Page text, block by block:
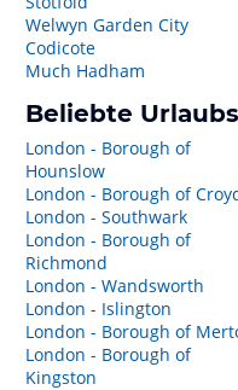
Welwyn Garden City
Codicote
Much Hadham
Beliebte
London - Borough of
Hounslow
London - Borough of
London - Southwark
London - Borough of
Richmond
London - Wandsworth
London - Islington
London - Borough of
London - Borough of
Kingston